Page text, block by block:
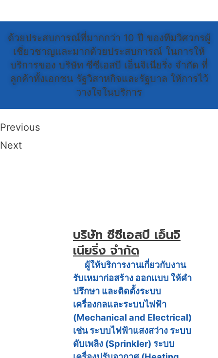
ด้วยประสบการณ์ที่มากกว่า 10 ปี ของทีมวิศวกรผู้
เชี่ยวชาญและมากด้วยประสบการณ์ ในการให้
บริการของ บริษัท ซีซีเอสบี เอ็นจิเนียริ่ง จำกัด ที่
ลูกค้าทั้งเอกชน รัฐวิสาหกิจและรัฐบาล ให้การไว้
วางใจในบริการ
Previous
Next
บริษัท ซีซีเอสบี เอ็นจิ
เนียริ่ง จำกัด
ผู้ให้บริการงานเกี่ยวกับงาน
รับเหมาก่อสร้าง ออกแบบ ให้คำ
ปรึกษา และติดตั้งระบบ
เครื่องกลและระบบไฟฟ้า
(Mechanical and Electrical)
เช่น ระบบไฟฟ้าแสงสว่าง ระบบ
ดับเพลิง (Sprinkler) ระบบ